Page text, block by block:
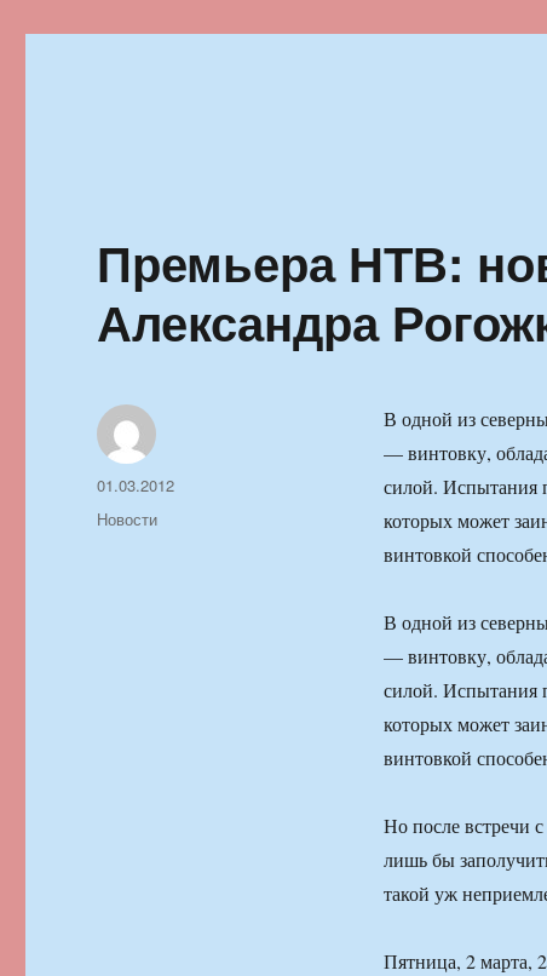
Премьера НТВ:
Александра
В одной из
— винтовку,
силой. Испытания
которых может
винтовкой
В одной из
— винтовку,
силой. Испытания
которых может
винтовкой
Но после встречи
лишь бы
такой уж
Пятница, 2 марта,
Автор
Опубликовано
01.03.2012
Рубрики
Новости